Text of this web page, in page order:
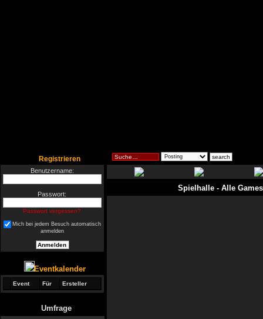
Registrieren
Benutzername:
Passwort:
Passwort vergessen?
Mich bei jedem Besuch automatisch
anmelden
Eventkalender
Event Für Ersteller
Umfrage
Spielhalle - Alle